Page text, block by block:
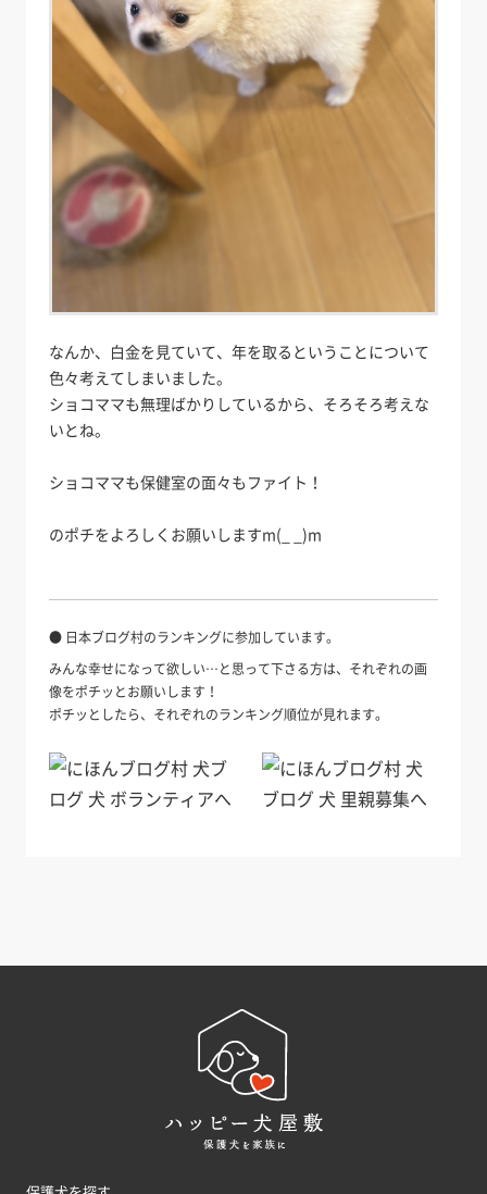
なんか、白金を見ていて、年を取るということについて
色々考えてしまいました。
ショコママも無理ばかりしているから、そろそろ考えな
いとね。
ショコママも保健室の面々もファイト！
のポチをよろしくお願いしますm(_ _)m
● 日本ブログ村のランキングに参加しています。
みんな幸せになって欲しい…と思って下さる方は、それぞれの画
像をポチッとお願いします！
ポチッとしたら、それぞれのランキング順位が見れます。